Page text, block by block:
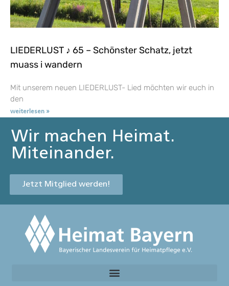
LIEDERLUST ♪ 65 – Schönster Schatz, jetzt
muass i wandern
Mit unserem neuen LIEDERLUST- Lied möchten wir euch in
den
weiterlesen »
Wir machen Heimat.
Miteinander.
Jetzt Mitglied werden!